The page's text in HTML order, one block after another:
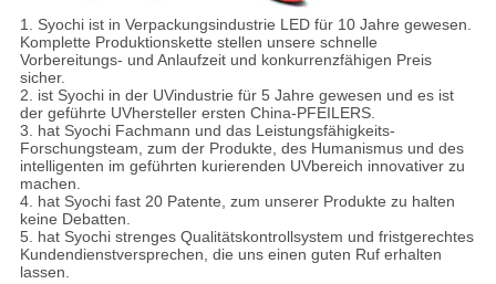
1. Syochi ist in Verpackungsindustrie LED für 10 Jahre gewesen.
Komplette Produktionskette stellen unsere schnelle
Vorbereitungs- und Anlaufzeit und konkurrenzfähigen Preis
sicher.
2. ist Syochi in der UVindustrie für 5 Jahre gewesen und es ist
der geführte UVhersteller ersten China-PFEILERS.
3. hat Syochi Fachmann und das Leistungsfähigkeits-
Forschungsteam, zum der Produkte, des Humanismus und des
intelligenten im geführten kurierenden UVbereich innovativer zu
machen.
4. hat Syochi fast 20 Patente, zum unserer Produkte zu halten
keine Debatten.
5. hat Syochi strenges Qualitätskontrollsystem und fristgerechtes
Kundendienstversprechen, die uns einen guten Ruf erhalten
lassen.